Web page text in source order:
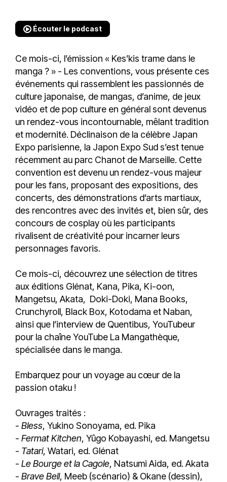
Écouter le podcast
Ce mois-ci, l’émission « Kes’kis trame dans le
manga ? » - Les conventions, vous présente ces
événements qui rassemblent les passionnés de
culture japonaise, de mangas, d’anime, de jeux
vidéo et de pop culture en général sont devenus
un rendez-vous incontournable, mêlant tradition
et modernité. Déclinaison de la célèbre Japan
Expo parisienne, la Japon Expo Sud s’est tenue
récemment au parc Chanot de Marseille. Cette
convention est devenu un rendez-vous majeur
pour les fans, proposant des expositions, des
concerts, des démonstrations d’arts martiaux,
des rencontres avec des invités et, bien sûr, des
concours de cosplay où les participants
rivalisent de créativité pour incarner leurs
personnages favoris.
Ce mois-ci, découvrez une sélection de titres
aux éditions Glénat, Kana, Pika, Ki-oon,
Mangetsu, Akata, Doki-Doki, Mana Books,
Crunchyroll, Black Box, Kotodama et Naban,
ainsi que l’interview de Quentibus, YouTubeur
pour la chaîne YouTube La Mangathèque,
spécialisée dans le manga.
Embarquez pour un voyage au cœur de la
passion otaku !
Ouvrages traités :
- Bless, Yukino Sonoyama, ed. Pika
- Fermat Kitchen, Yûgo Kobayashi, ed. Mangetsu
- Tatari, Watari, ed. Glénat
- Le Bourge et la Cagole, Natsumi Aida, ed. Akata
- Brave Bell, Meeb (scénario) & Okane (dessin),